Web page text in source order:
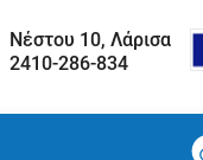
Νέστου 10, Λάρισα
2410-286-834